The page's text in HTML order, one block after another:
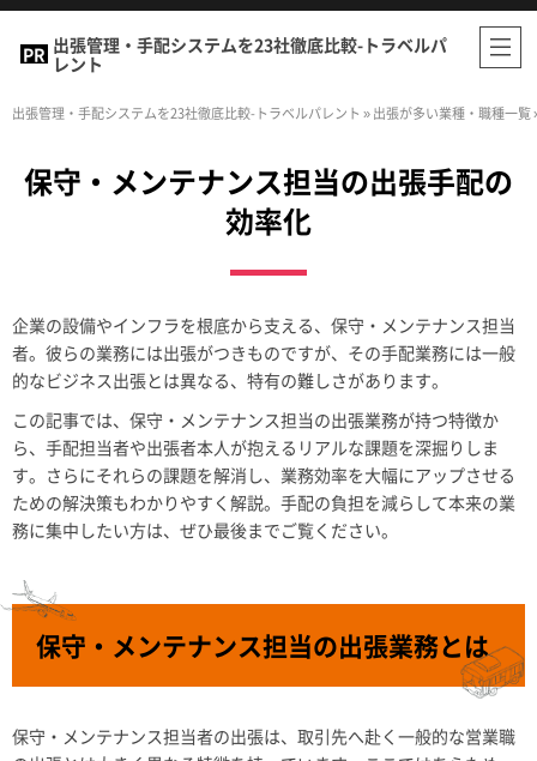
出張管理・手配システムを23社徹底比較-トラベルパ
レント
出張管理・手配システムを23社徹底比較-トラベルパレント »出張が多い業種・職種一覧
保守・メンテナンス担当の出張手配の
効率化
企業の設備やインフラを根底から支える、保守・メンテナンス担当
者。彼らの業務には出張がつきものですが、その手配業務には一般
的なビジネス出張とは異なる、特有の難しさがあります。
この記事では、保守・メンテナンス担当の出張業務が持つ特徴か
ら、手配担当者や出張者本人が抱えるリアルな課題を深掘りしま
す。さらにそれらの課題を解消し、業務効率を大幅にアップさせる
ための解決策もわかりやすく解説。手配の負担を減らして本来の業
務に集中したい方は、ぜひ最後までご覧ください。
保守・メンテナンス担当の出張業務とは
保守・メンテナンス担当者の出張は、取引先へ赴く一般的な営業職